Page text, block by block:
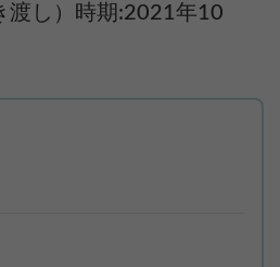
渡し）時期:2021年10